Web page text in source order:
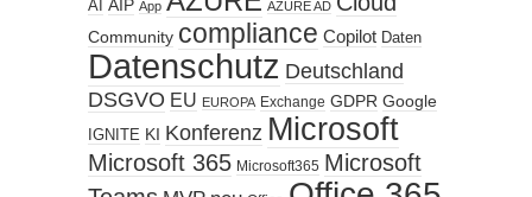
AI AIP App AZURE AD
Community compliance Copilot Daten
Datenschutz Deutschland
DSGVO EU EUROPA Exchange GDPR Google
IGNITE KI Konferenz Microsoft
Microsoft 365 Microsoft365 Microsoft